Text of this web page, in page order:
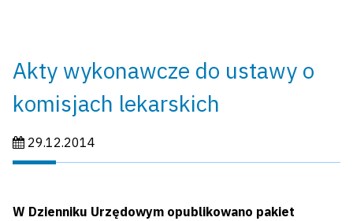
Akty wykonawcze do ustawy o
komisjach lekarskich
Data publikacji:
29.12.2014
W Dzienniku Urzędowym opublikowano pakiet